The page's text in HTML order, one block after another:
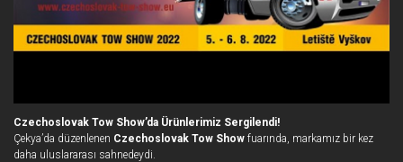
Czechoslovak Tow Show’da Ürünlerimiz Sergilendi!
Çekya’da düzenlenen Czechoslovak Tow Show fuarında, markamız bir kez
daha uluslararası sahnedeydi.